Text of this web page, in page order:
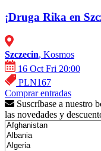
¡Druga Rika en
Szczecin, Kosmos
16 Oct Fri 20:00
PLN167
Comprar entradas
Suscríbase a nuestro
las novedades y